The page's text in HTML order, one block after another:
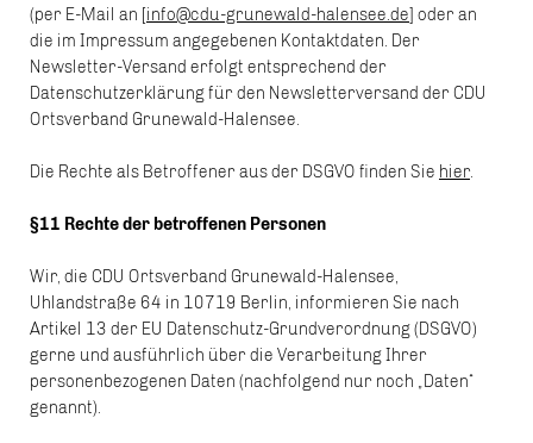
(per E-Mail an [info@cdu-grunewald-halensee.de] oder an
die im Impressum angegebenen Kontaktdaten. Der
Newsletter-Versand erfolgt entsprechend der
Datenschutzerklärung für den Newsletterversand der CDU
Ortsverband Grunewald-Halensee.
Die Rechte als Betroffener aus der DSGVO finden Sie hier.
§11 Rechte der betroffenen Personen
Wir, die CDU Ortsverband Grunewald-Halensee,
Uhlandstraße 64 in 10719 Berlin, informieren Sie nach
Artikel 13 der EU Datenschutz-Grundverordnung (DSGVO)
gerne und ausführlich über die Verarbeitung Ihrer
personenbezogenen Daten (nachfolgend nur noch „Daten“
genannt).